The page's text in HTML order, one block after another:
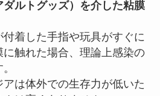
ルトグッズ）を介した粘膜
着した手指や玩具がすぐに
に触れた場合、理論上感染の
は体外での生存力が低いた